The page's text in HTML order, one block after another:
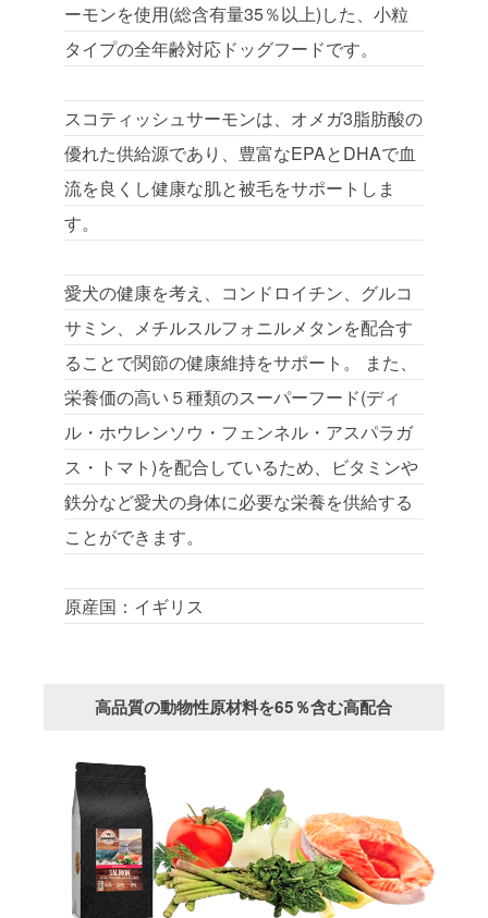
ーモンを使用(総含有量35％以上)した、小粒
タイプの全年齢対応ドッグフードです。
スコティッシュサーモンは、オメガ3脂肪酸の
優れた供給源であり、豊富なEPAとDHAで血
流を良くし健康な肌と被毛をサポートしま
す。
愛犬の健康を考え、コンドロイチン、グルコ
サミン、メチルスルフォニルメタンを配合す
ることで関節の健康維持をサポート。 また、
栄養価の高い５種類のスーパーフード(ディ
ル・ホウレンソウ・フェンネル・アスパラガ
ス・トマト)を配合しているため、ビタミンや
鉄分など愛犬の身体に必要な栄養を供給する
ことができます。
原産国：イギリス
高品質の動物性原材料を65％含む高配合